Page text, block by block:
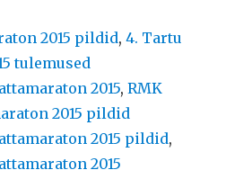
2015 pildid,4. Tartu
tulemused
2015,RMK
2015 pildid
2015 pildid,
2015